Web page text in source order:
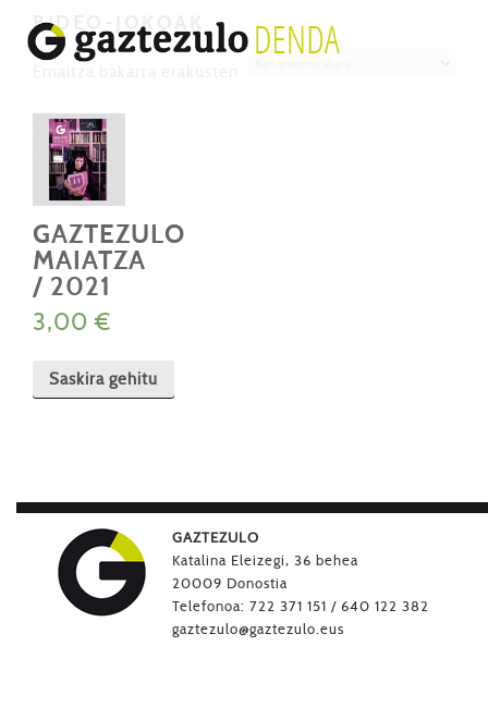
BIDEO-JOKOAK
GAZTEZULO
MAIATZA
/ 2021
3,00€
Saskira gehitu
GAZTEZULO
Katalina Eleizegi, 36 behea
20009 Donostia
Telefonoa: 722 371 151 / 640 122 382
gaztezulo@gaztezulo.eus